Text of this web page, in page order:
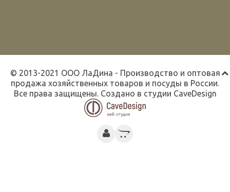
© 2013-2021 ООО ЛаДина - Производство и оптовая
продажа хозяйственных товаров и посуды в России.
Все права защищены. Создано в студии CaveDesign